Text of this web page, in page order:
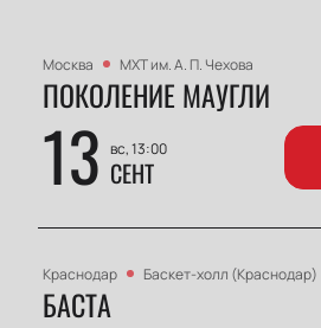
Москва МХТ им. А. П. Чехова
ПОКОЛЕНИЕ МАУГЛИ
13 вс, 13:00
СЕНТ
Краснодар Баскет-холл (Краснодар)
БАСТА